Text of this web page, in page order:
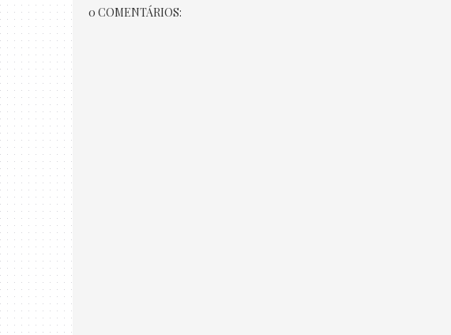
0 COMENTÁRIOS: